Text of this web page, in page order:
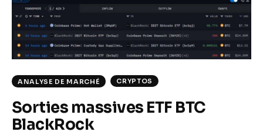
ANALYSE DE MARCHÉ CRYPTOS
Sorties massives ETF BTC
BlackRock